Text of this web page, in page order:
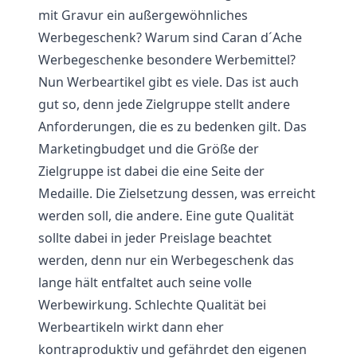
mit Gravur ein außergewöhnliches
Werbegeschenk? Warum sind Caran d´Ache
Werbegeschenke besondere Werbemittel?
Nun Werbeartikel gibt es viele. Das ist auch
gut so, denn jede Zielgruppe stellt andere
Anforderungen, die es zu bedenken gilt. Das
Marketingbudget und die Größe der
Zielgruppe ist dabei die eine Seite der
Medaille. Die Zielsetzung dessen, was erreicht
werden soll, die andere. Eine gute Qualität
sollte dabei in jeder Preislage beachtet
werden, denn nur ein Werbegeschenk das
lange hält entfaltet auch seine volle
Werbewirkung. Schlechte Qualität bei
Werbeartikeln wirkt dann eher
kontraproduktiv und gefährdet den eigenen